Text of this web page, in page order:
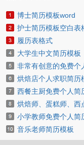
博士简历模板word
护士简历模板空白表
履历表格式
大学生中文简历模板
非常有创意的免费个
烘焙店个人求职简历
西餐主厨免费个人简
烘焙师、蛋糕师、西
小学教师免费个人简
音乐老师简历模板